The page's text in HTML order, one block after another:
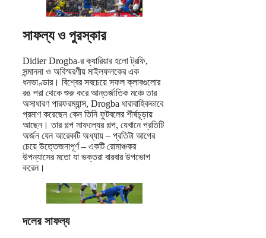
সাফল্য ও পুরস্কার
Didier Drogba-র ক্যারিয়ার হলো ট্রফি,
সন্মাননা ও অবিস্মরণীয় মাইলফলকের এক
ধনভাণ্ডার। বিশ্বের সবচেয়ে সফল ক্লাবগুলোর
রঙ পরা থেকে শুরু করে আন্তর্জাতিক মঞ্চে তার
অসাধারণ পারফরম্যান্স, Drogba ধারাবাহিকভাবে
প্রমাণ করেছেন কেন তিনি ফুটবলের শীর্ষচূড়ায়
আছেন। তার গল্প সাফল্যের গল্প, যেখানে প্রতিটি
অর্জন যেন আরেকটি অধ্যায় – প্রতিটা আগের
চেয়ে উত্তেজনাপূর্ণ – একটি রোমাঞ্চকর
উপন্যাসের মতো যা ভক্তরা বারবার উপভোগ
করেন।
দলের সাফল্য